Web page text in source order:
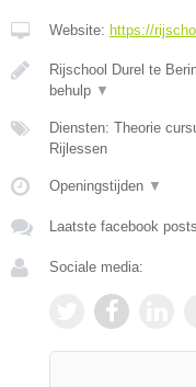
Website: https://
Rijschool Durel te
behulp ▼
Diensten: Theorie
Rijlessen
Openingstijden ▼
Laatste facebook posts
Sociale media: